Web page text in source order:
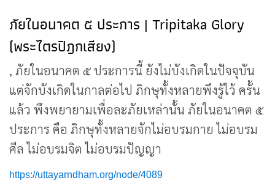
ภัยในอนาคต ๕ ประการ | Tripitaka Glory
(พระไตรปิฎกเสียง)
, ภัยในอนาคต ๕ ประการนี้ ยังไม่บังเกิดในปัจจุบัน
แต่จักบังเกิดในกาลต่อไป ภิกษุทั้งหลายพึงรู้ไว้ ครั้น
แล้ว พึงพยายามเพื่อละภัยเหล่านั้น ภัยในอนาคต ๕
ประการ คือ ภิกษุทั้งหลายจักไม่อบรมกาย ไม่อบรม
ศีล ไม่อบรมจิต ไม่อบรมปัญญา
https://uttayarndham.org/node/4089